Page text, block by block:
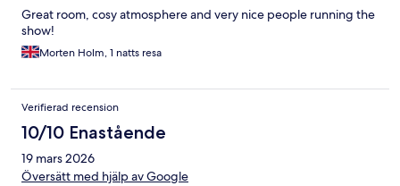
Great room, cosy atmosphere and very nice people running the
show!
Morten Holm, 1 natts resa
Verifierad recension
10/10 Enastående
19 mars 2026
Översätt med hjälp av Google